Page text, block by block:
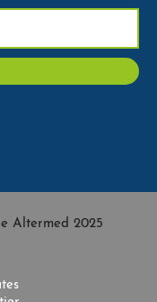
Altermed 2025